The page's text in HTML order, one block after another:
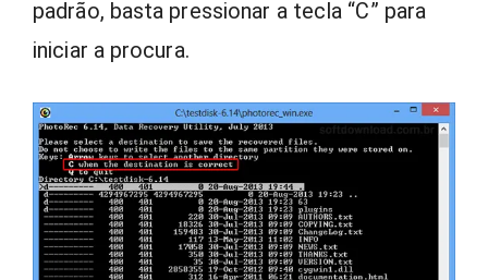
padrão, basta pressionar a tecla “C” para
iniciar a procura.